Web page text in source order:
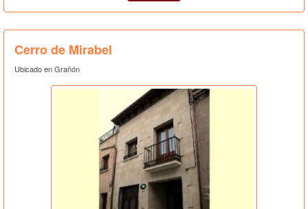
Cerro de Mirabel
Ubicado en Grañón